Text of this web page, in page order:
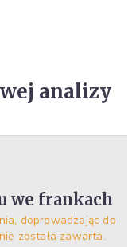
analizy
we frankach
doprowadzając do
została zawarta.